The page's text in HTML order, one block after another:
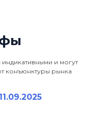
и могут
конъюнктуры рынка